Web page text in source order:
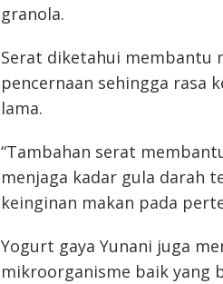
granola.
Serat diketahui membantu
pencernaan sehingga rasa
lama.
“Tambahan serat
menjaga kadar gula darah
keinginan makan pada
Yogurt gaya Yunani juga
mikroorganisme baik yang